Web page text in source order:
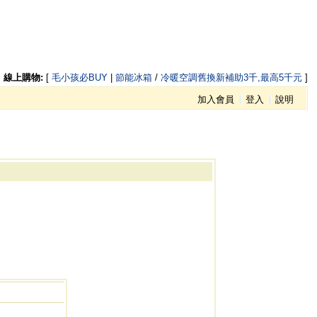
線上購物: [ 毛小孩必BUY| 節能冰箱/ 冷暖空調舊換新補助3千,最高5千元]
加入會員 登入 說明